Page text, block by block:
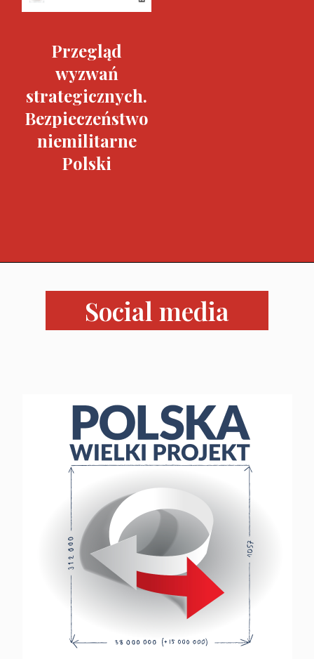
Przegląd
wyzwań
strategicznych.
Bezpieczeństwo
niemilitarne
Polski
Social media